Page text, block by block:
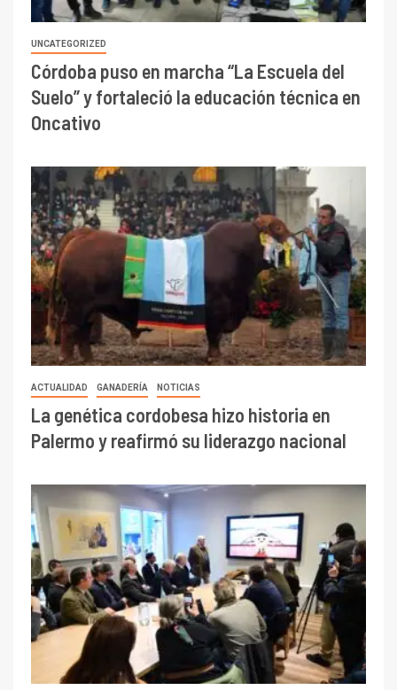
UNCATEGORIZED
Córdoba puso en marcha “La Escuela del
Suelo” y fortaleció la educación técnica en
Oncativo
ACTUALIDAD GANADERÍA NOTICIAS
La genética cordobesa hizo historia en
Palermo y reafirmó su liderazgo nacional